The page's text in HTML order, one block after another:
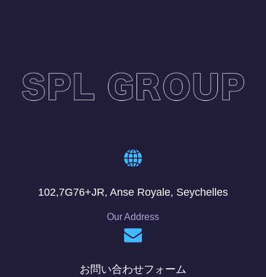
102,7G76+JR, Anse Royale, Seychelles
Our Address
お問い合わせフォーム